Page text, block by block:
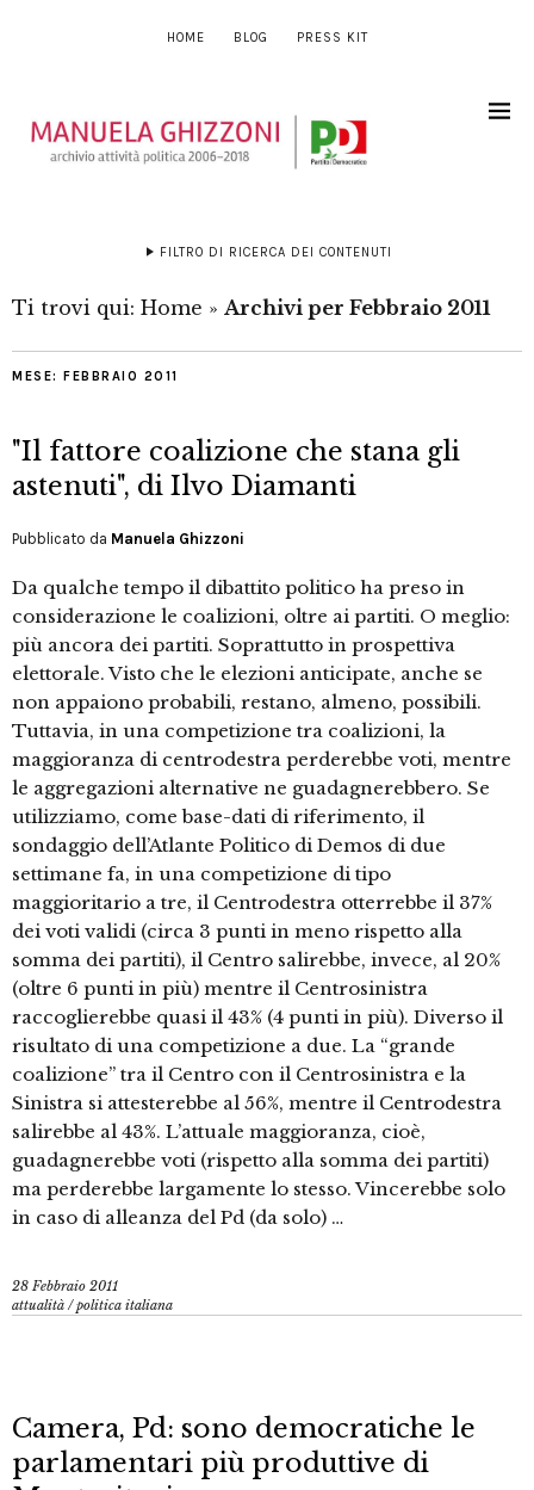
HOME BLOG PRESS KIT
FILTRO DI RICERCA DEI CONTENUTI
Ti trovi qui: Home » Archivi per Febbraio 2011
MESE: FEBBRAIO 2011
"Il fattore coalizione che stana gli
astenuti", di Ilvo Diamanti
Pubblicato da Manuela Ghizzoni
Da qualche tempo il dibattito politico ha preso in
considerazione le coalizioni, oltre ai partiti. O meglio:
più ancora dei partiti. Soprattutto in prospettiva
elettorale. Visto che le elezioni anticipate, anche se
non appaiono probabili, restano, almeno, possibili.
Tuttavia, in una competizione tra coalizioni, la
maggioranza di centrodestra perderebbe voti, mentre
le aggregazioni alternative ne guadagnerebbero. Se
utilizziamo, come base-dati di riferimento, il
sondaggio dell’Atlante Politico di Demos di due
settimane fa, in una competizione di tipo
maggioritario a tre, il Centrodestra otterrebbe il 37%
dei voti validi (circa 3 punti in meno rispetto alla
somma dei partiti), il Centro salirebbe, invece, al 20%
(oltre 6 punti in più) mentre il Centrosinistra
raccoglierebbe quasi il 43% (4 punti in più). Diverso il
risultato di una competizione a due. La “grande
coalizione” tra il Centro con il Centrosinistra e la
Sinistra si attesterebbe al 56%, mentre il Centrodestra
salirebbe al 43%. L’attuale maggioranza, cioè,
guadagnerebbe voti (rispetto alla somma dei partiti)
ma perderebbe largamente lo stesso. Vincerebbe solo
in caso di alleanza del Pd (da solo) …
28 Febbraio 2011
attualità /politica italiana
Camera, Pd: sono democratiche le
parlamentari più produttive di